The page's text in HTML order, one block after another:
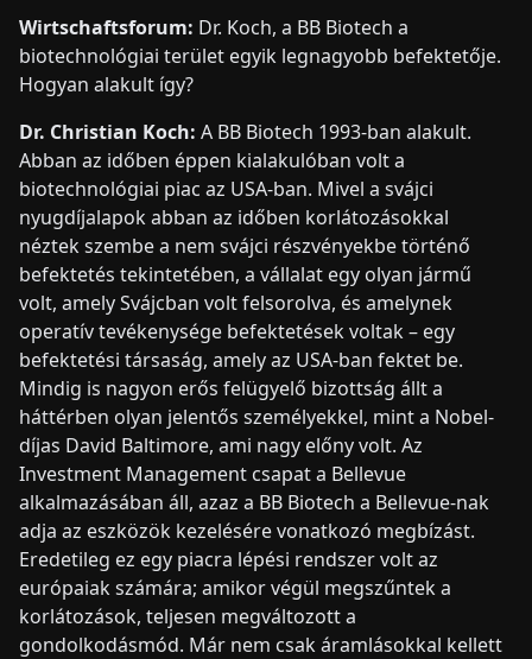
Wirtschaftsforum: Dr. Koch, a BB Biotech a
biotechnológiai terület egyik legnagyobb befektetője.
Hogyan alakult így?
Dr. Christian Koch: A BB Biotech 1993-ban alakult.
Abban az időben éppen kialakulóban volt a
biotechnológiai piac az USA-ban. Mivel a svájci
nyugdíjalapok abban az időben korlátozásokkal
néztek szembe a nem svájci részvényekbe történő
befektetés tekintetében, a vállalat egy olyan jármű
volt, amely Svájcban volt felsorolva, és amelynek
operatív tevékenysége befektetések voltak – egy
befektetési társaság, amely az USA-ban fektet be.
Mindig is nagyon erős felügyelő bizottság állt a
háttérben olyan jelentős személyekkel, mint a Nobel-
díjas David Baltimore, ami nagy előny volt. Az
Investment Management csapat a Bellevue
alkalmazásában áll, azaz a BB Biotech a Bellevue-nak
adja az eszközök kezelésére vonatkozó megbízást.
Eredetileg ez egy piacra lépési rendszer volt az
európaiak számára; amikor végül megszűntek a
korlátozások, teljesen megváltozott a
gondolkodásmód. Már nem csak áramlásokkal kellett